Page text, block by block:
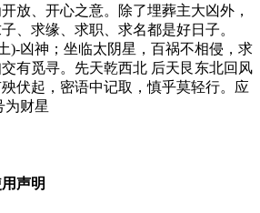
放、开心之意。除了埋葬主大凶外，
、求缘、求职、求名都是好日子。
)-凶神；坐临太阴星，百祸不相侵，求
有觅寻。先天乾西北 后天艮东北回风
伏起，密语中记取，慎乎莫轻行。应
为财星
声明